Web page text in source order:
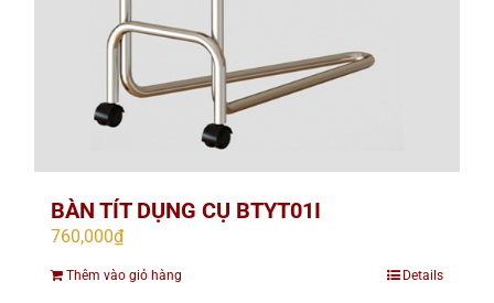
BÀN TÍT DỤNG CỤ BTYT01I
760,000₫
Thêm vào giỏ hàng Details